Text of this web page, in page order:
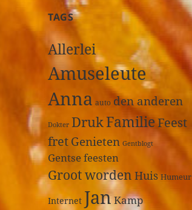
n
n
a
r
TAGS
Allerlei
Amuseleute
Anna auto den anderen
Dokter DrukFamilieFeest
fretGenieten Gentblogt
Gentse feesten
Groot worden Huis Humeur
Internet JanKamp